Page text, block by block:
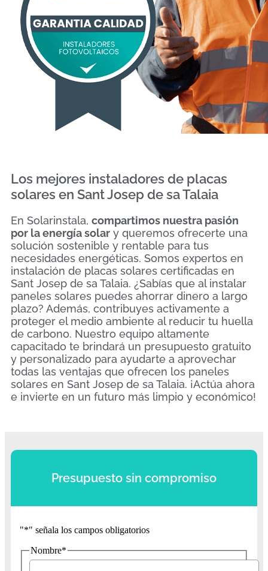
Los mejores instaladores de placas
solares en Sant Josep de sa Talaia
En Solarinstala, compartimos nuestra pasión
por la energía solar y queremos ofrecerte una
solución sostenible y rentable para tus
necesidades energéticas. Somos expertos en
instalación de placas solares certificadas en
Sant Josep de sa Talaia. ¿Sabías que al instalar
paneles solares puedes ahorrar dinero a largo
plazo? Además, contribuyes activamente a
proteger el medio ambiente al reducir tu huella
de carbono. Nuestro equipo altamente
capacitado te brindará un presupuesto gratuito
y personalizado para ayudarte a aprovechar
todas las ventajas que ofrecen los paneles
solares en Sant Josep de sa Talaia. ¡Actúa ahora
e invierte en un futuro más limpio y económico!
Presupuesto sin compromiso
"*" señala los campos obligatorios
Nombre*